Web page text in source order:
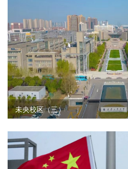
未央校区（三）